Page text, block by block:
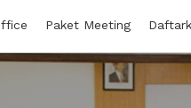
Paket Meeting